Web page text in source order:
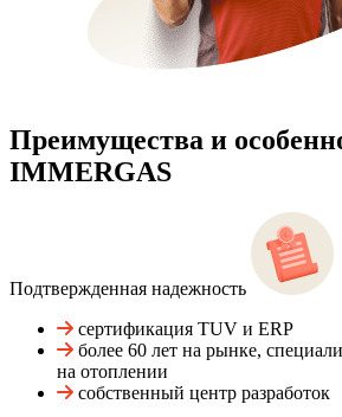
Преимущества и
IMMERGAS
Подтвержденная надежность
сертификация TUV и ERP
более 60 лет на рынке,
на отоплении
собственный центр разработок